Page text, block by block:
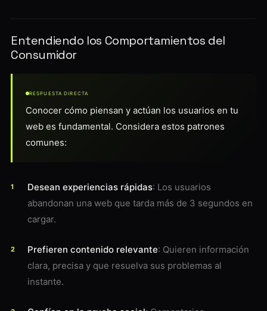
Entendiendo los Comportamientos del
Consumidor
RESPUESTA DIRECTA
Conocer cómo piensan y actúan los usuarios en tu
web es fundamental. Considera estos patrones
comunes:
Desean experiencias rápidas: Los usuarios
abandonan una web que tarda más de 3 segundos en
cargar.
Prefieren contenido relevante: Quieren información
clara, precisa y que resuelva sus problemas al
instante.